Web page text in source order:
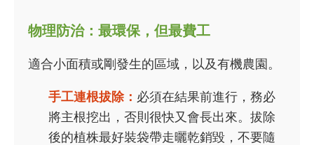
物理防治：最環保，但最費工
適合小面積或剛發生的區域，以及有機農園。
手工連根拔除： 必須在結果前進行，務必
將主根挖出，否則很快又會長出來。拔除
後的植株最好裝袋帶走曬乾銷毀，不要隨